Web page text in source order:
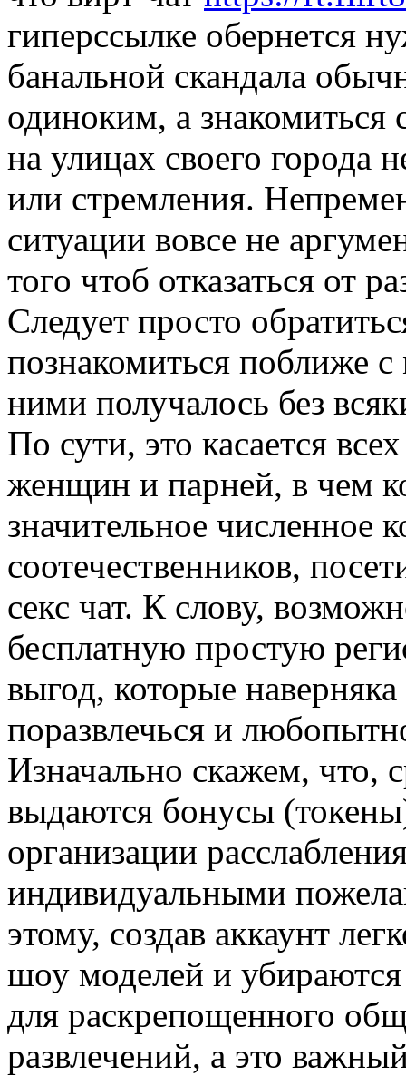
гиперссылке обернется
банальной скандала
одиноким, а
на улицах своего города
или стремления.
ситуации вовсе не
того чтоб отказаться от
Следует просто
познакомиться поближе
ними получалось без
По сути, это касается
женщин и парней, в чем
значительное численное
соотечественников,
секс чат. К слову,
бесплатную простую
выгод, которые
поразвлечься и
Изначально скажем, что,
выдаются бонусы
организации
индивидуальными
этому, создав аккаунт
шоу моделей и убираются
для раскрепощенного
развлечений, а это